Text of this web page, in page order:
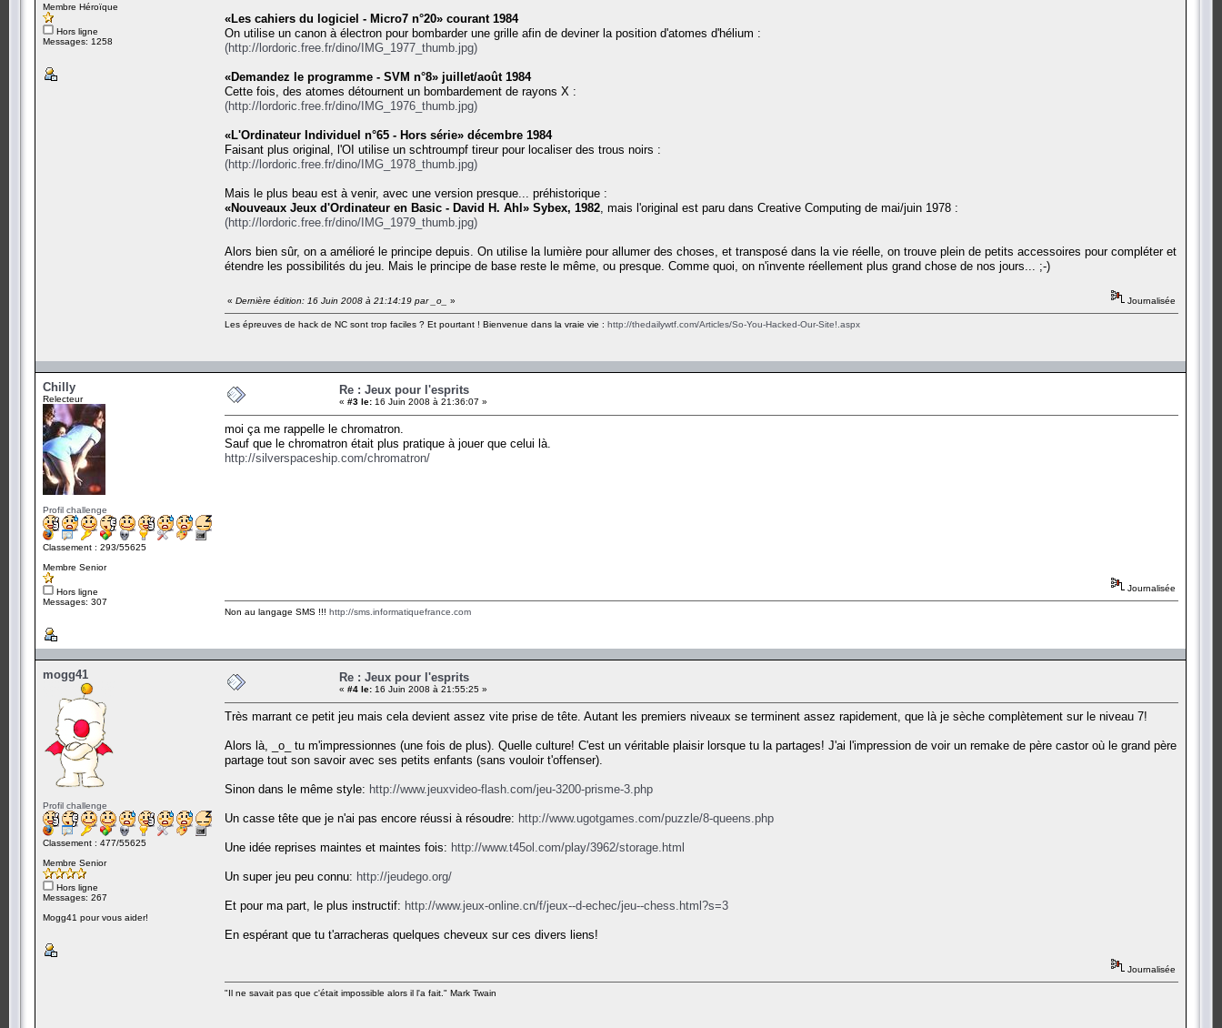
Membre Héroïque
Hors ligne
Messages: 1258
«Les cahiers du logiciel - Micro7 n°20» courant 1984
On utilise un canon à électron pour bombarder une grille afin de deviner la position d'atomes d'hélium :
(http://lordoric.free.fr/dino/IMG_1977_thumb.jpg)
«Demandez le programme - SVM n°8» juillet/août 1984
Cette fois, des atomes détournent un bombardement de rayons X :
(http://lordoric.free.fr/dino/IMG_1976_thumb.jpg)
«L'Ordinateur Individuel n°65 - Hors série» décembre 1984
Faisant plus original, l'OI utilise un schtroumpf tireur pour localiser des trous noirs :
(http://lordoric.free.fr/dino/IMG_1978_thumb.jpg)
Mais le plus beau est à venir, avec une version presque... préhistorique :
«Nouveaux Jeux d'Ordinateur en Basic - David H. Ahl» Sybex, 1982 , mais l'original est paru dans Creative Computing de mai/juin 1978 :
(http://lordoric.free.fr/dino/IMG_1979_thumb.jpg)
Alors bien sûr, on a amélioré le principe depuis. On utilise la lumière pour allumer des choses, et transposé dans la vie réelle, on trouve plein de petits accessoires pour compléter et
étendre les possibilités du jeu. Mais le principe de base reste le même, ou presque. Comme quoi, on n'invente réellement plus grand chose de nos jours... ;-)
« Dernière édition: 16 Juin 2008 à 21:14:19 par _o_ » Journalisée
Les épreuves de hack de NC sont trop faciles ? Et pourtant ! Bienvenue dans la vraie vie : http://thedailywtf.com/Articles/So-You-Hacked-Our-Site!.aspx
Chilly
Relecteur
Profil challenge
Classement : 293/55625
Membre Senior
Hors ligne
Messages: 307
Re : Jeux pour l'esprits
« #3 le: 16 Juin 2008 à 21:36:07 »
moi ça me rappelle le chromatron.
Sauf que le chromatron était plus pratique à jouer que celui là.
http://silverspaceship.com/chromatron/
Journalisée
Non au langage SMS !!! http://sms.informatiquefrance.com
mogg41
Profil challenge
Classement : 477/55625
Membre Senior
Hors ligne
Messages: 267
Mogg41 pour vous aider!
Re : Jeux pour l'esprits
« #4 le: 16 Juin 2008 à 21:55:25 »
Très marrant ce petit jeu mais cela devient assez vite prise de tête. Autant les premiers niveaux se terminent assez rapidement, que là je sèche complètement sur le niveau 7!
Alors là, _o_ tu m'impressionnes (une fois de plus). Quelle culture! C'est un véritable plaisir lorsque tu la partages! J'ai l'impression de voir un remake de père castor où le grand père
partage tout son savoir avec ses petits enfants (sans vouloir t'offenser).
Sinon dans le même style: http://www.jeuxvideo-flash.com/jeu-3200-prisme-3.php
Un casse tête que je n'ai pas encore réussi à résoudre: http://www.ugotgames.com/puzzle/8-queens.php
Une idée reprises maintes et maintes fois: http://www.t45ol.com/play/3962/storage.html
Un super jeu peu connu: http://jeudego.org/
Et pour ma part, le plus instructif: http://www.jeux-online.cn/f/jeux--d-echec/jeu--chess.html?s=3
En espérant que tu t'arracheras quelques cheveux sur ces divers liens!
Journalisée
"Il ne savait pas que c'était impossible alors il l'a fait." Mark Twain